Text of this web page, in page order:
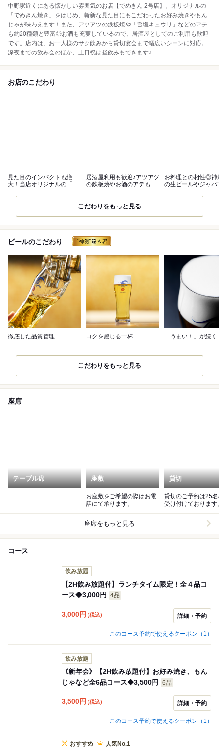
中野駅近くにある懐かしい雰囲気のお店【でめきん 2号店】。オリジナルの
「でめきん焼き」をはじめ、斬新な見た目にもこだわったお好み焼きやもん
じゃが味わえます！また、アツアツの鉄板焼や「旨塩キュウリ」などのアテ
も約20種類と豊富◎お酒も充実しているので、居酒屋としてのご利用も歓迎
です。店内は、お一人様のサク飲みから貸切宴会まで幅広いシーンに対応。
深夜までの飲み会のほか、土日祝は昼飲みもできます♪
お店のこだわり
見た目のインパクトも絶
大！当店オリジナルの「で
居酒屋利用も歓迎♪アツアツ
の鉄板焼やお酒のアテも豊
お料理との相性◎神
の生ビールやジャパ
こだわりをもっと見る
ビールのこだわり
徹底した品質管理 コクを感じる一杯 「うまい！」が続く
こだわりをもっと見る
座席
テーブル席 座敷
お座敷をご希望の際はお電
話にて承ります。
貸切
貸切のご予約は25
受け付けております
座席をもっと見る
コース
飲み放題
【2H飲み放題付】ランチタイム限定！全４品コ
ース◆3,000円
4品
3,000円 (税込) 詳細・予約
このコース予約で使えるクーポン（1）
飲み放題
《新年会》【2H飲み放題付】お好み焼き、もん
じゃなど全6品コース◆3,500円
6品
3,500円 (税込) 詳細・予約
このコース予約で使えるクーポン（1）
おすすめ 人気No.1